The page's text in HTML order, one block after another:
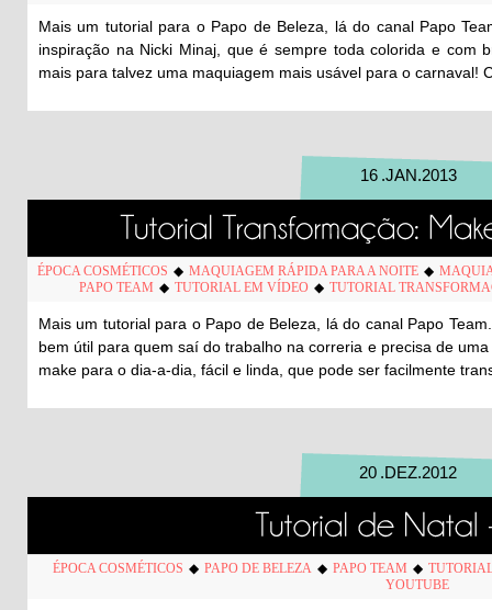
Mais um tutorial para o Papo de Beleza, lá do canal Papo
inspiração na Nicki Minaj, que é sempre toda colorida e com
mais para talvez uma maquiagem mais usável para o
16 .JAN.2013
ÉPOCA COSMÉTICOS ◆ MAQUIAGEM RÁPIDA PARA A NOITE ◆
PAPO TEAM ◆ TUTORIAL EM VÍDEO ◆ TUTORIAL
Mais um tutorial para o Papo de Beleza, lá do canal Papo
bem útil para quem saí do trabalho na correria e precisa de
make para o dia-a-dia, fácil e linda, que pode ser facilmente
20 .DEZ.2012
ÉPOCA COSMÉTICOS ◆ PAPO DE BELEZA ◆ PAPO TEAM ◆
YOUTUBE